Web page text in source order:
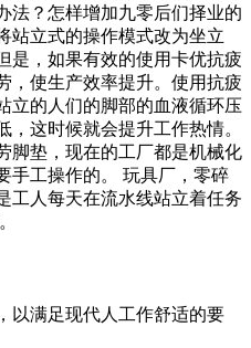
法？怎样增加九零后们择业的
站立式的操作模式改为坐立
是，如果有效的使用卡优抗疲
，使生产效率提升。使用抗疲
立的人们的脚部的血液循环压
这时候就会提升工作热情。
脚垫，现在的工厂都是机械化
手工操作的。 玩具厂，零碎
工人每天在流水线站立着任务
以满足现代人工作舒适的要